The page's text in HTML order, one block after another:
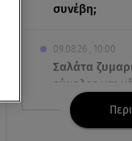
συνέβη;
09.08.26 , 10:00
Σαλάτα
εύκολες και
καλοκαιρινές